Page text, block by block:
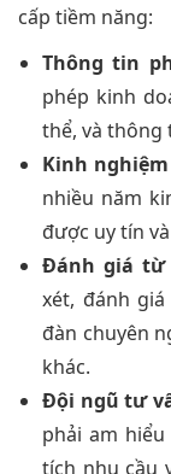
cấp tiềm năng:
Thông tin
phép kinh
thể, và thông
Kinh
nhiều năm
được uy tín
Đánh giá từ
xét, đánh
đàn chuyên
khác.
Đội ngũ tư
phải am
tích nhu cầu